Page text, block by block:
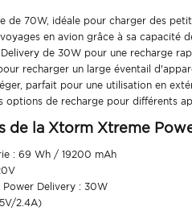
de 70W, idéale pour charger des
en avion grâce à sa capacité
de 30W pour une recharge
recharger un large éventail
parfait pour une utilisation en
options de recharge pour différents
de la Xtorm Xtreme
: 69 Wh / 19200 mAh
Delivery : 30W
2.4A)